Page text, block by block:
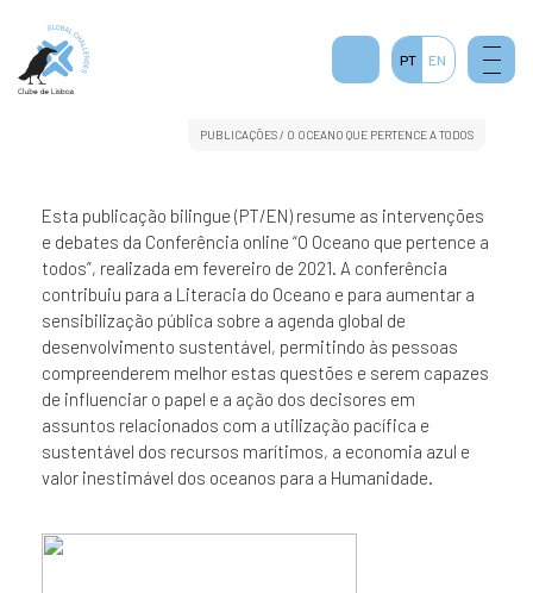
PUBLICAÇÕES/ O OCEANO QUE PERTENCE A TODOS
Esta publicação bilingue (PT/EN) resume as intervenções
e debates da Conferência online “O Oceano que pertence a
todos”, realizada em fevereiro de 2021. A conferência
contribuiu para a Literacia do Oceano e para aumentar a
sensibilização pública sobre a agenda global de
desenvolvimento sustentável, permitindo às pessoas
compreenderem melhor estas questões e serem capazes
de influenciar o papel e a ação dos decisores em
assuntos relacionados com a utilização pacífica e
sustentável dos recursos marítimos, a economia azul e
valor inestimável dos oceanos para a Humanidade.
PT EN